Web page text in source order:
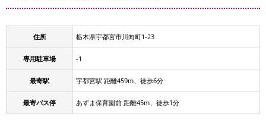
住所 栃木県宇都宮市川向町1-23
専用駐車場 -1
最寄駅 宇都宮駅 距離459m、徒歩6分
最寄バス停 あずま保育園前 距離45m、徒歩1分